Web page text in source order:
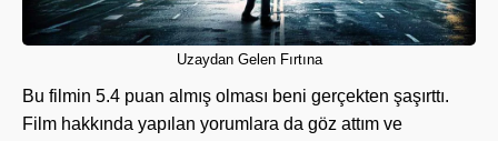
Uzaydan Gelen Fırtına
Bu filmin 5.4 puan almış olması beni gerçekten şaşırttı.
Film hakkında yapılan yorumlara da göz attım ve